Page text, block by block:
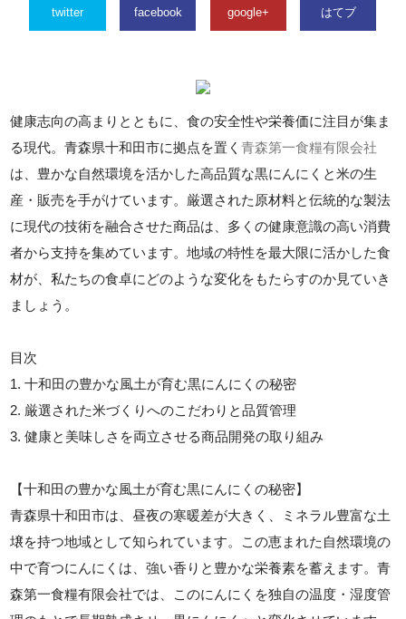
twitter facebook google+ はてブ
健康志向の高まりとともに、食の安全性や栄養価に注目が集ま
る現代。青森県十和田市に拠点を置く青森第一食糧有限会社
は、豊かな自然環境を活かした高品質な黒にんにくと米の生
産・販売を手がけています。厳選された原材料と伝統的な製法
に現代の技術を融合させた商品は、多くの健康意識の高い消費
者から支持を集めています。地域の特性を最大限に活かした食
材が、私たちの食卓にどのような変化をもたらすのか見ていき
ましょう。
目次
1. 十和田の豊かな風土が育む黒にんにくの秘密
2. 厳選された米づくりへのこだわりと品質管理
3. 健康と美味しさを両立させる商品開発の取り組み
【十和田の豊かな風土が育む黒にんにくの秘密】
青森県十和田市は、昼夜の寒暖差が大きく、ミネラル豊富な土
壌を持つ地域として知られています。この恵まれた自然環境の
中で育つにんにくは、強い香りと豊かな栄養素を蓄えます。青
森第一食糧有限会社では、このにんにくを独自の温度・湿度管